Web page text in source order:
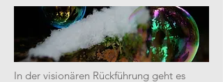
In der visionären Rückführung geht es